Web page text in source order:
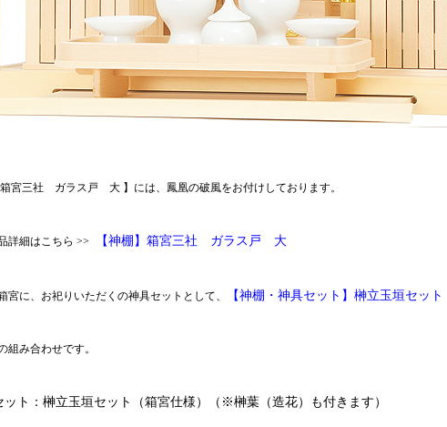
宮三社 ガラス戸 大 】には、鳳凰の破風をお付けしております。
詳細はこちら >> 【神棚】箱宮三社 ガラス戸 大
宮に、お祀りいただくの神具セットとして、 【神棚・神具セット】榊立玉垣セ
組み合わせです。
ト：榊立玉垣セット（箱宮仕様）（※榊葉（造花）も付きます）